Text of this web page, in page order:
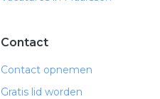
Contact
Contact opnemen
Gratis lid worden